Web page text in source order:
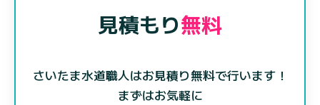
見積もり無料
さいたま水道職人はお見積り無料で行います！
まずはお気軽に